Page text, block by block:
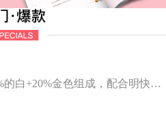
整场婚礼色调以40%的绿+40%的白+20%金色组成，配合明快的色调流露出生机盎然，既维持极简线条设计感，又巧妙把握住视觉情绪。